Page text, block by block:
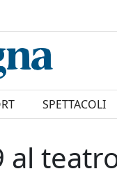
SPETTACOLI